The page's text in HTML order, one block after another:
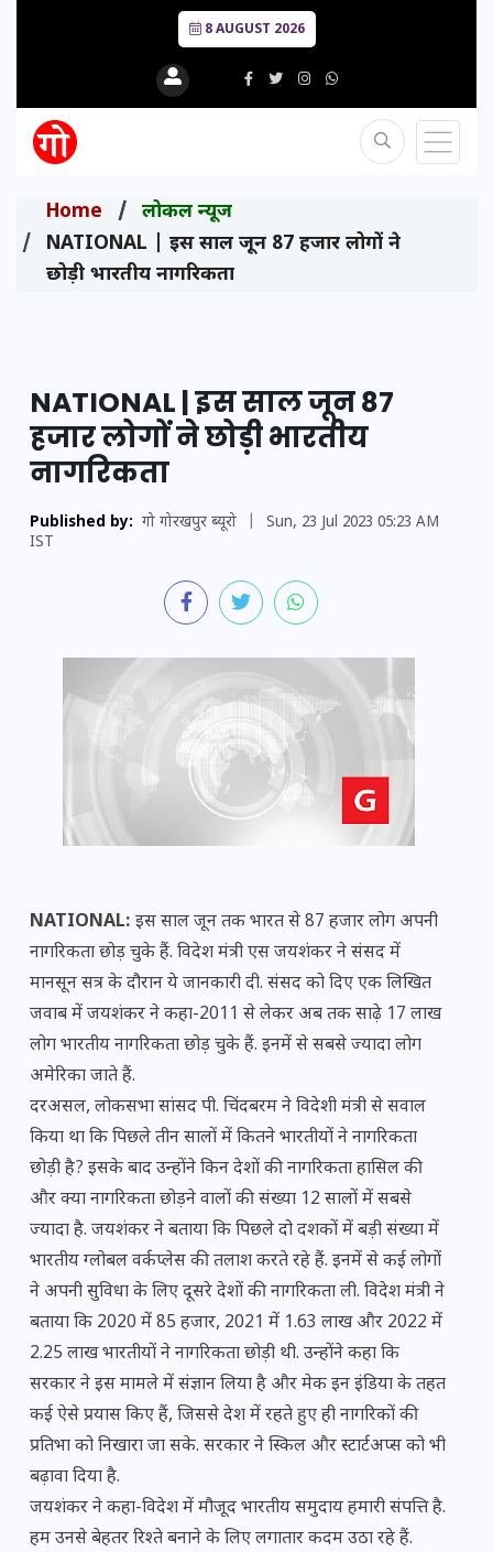
8 AUGUST 2026
Home
लोकल न्यूज
NATIONAL | इस साल जून 87 हजार लोगों ने
छोड़ी भारतीय नागरिकता
NATIONAL | इस साल जून 87
हजार लोगों ने छोड़ी भारतीय
नागरिकता
Published by: गो गोरखपुर ब्यूरो
Sun, 23 Jul 2023 05:23 AM
IST
NATIONAL: इस साल जून तक भारत से 87 हजार लोग अपनी
नागरिकता छोड़ चुके हैं. विदेश मंत्री एस जयशंकर ने संसद में
मानसून सत्र के दौरान ये जानकारी दी. संसद को दिए एक लिखित
जवाब में जयशंकर ने कहा-2011 से लेकर अब तक साढ़े 17 लाख
लोग भारतीय नागरिकता छोड़ चुके हैं. इनमें से सबसे ज्यादा लोग
अमेरिका जाते हैं.
दरअसल, लोकसभा सांसद पी. चिंदबरम ने विदेशी मंत्री से सवाल
किया था कि पिछले तीन सालों में कितने भारतीयों ने नागरिकता
छोड़ी है? इसके बाद उन्होंने किन देशों की नागरिकता हासिल की
और क्या नागरिकता छोड़ने वालों की संख्या 12 सालों में सबसे
ज्यादा है. जयशंकर ने बताया कि पिछले दो दशकों में बड़ी संख्या में
भारतीय ग्लोबल वर्कप्लेस की तलाश करते रहे हैं. इनमें से कई लोगों
ने अपनी सुविधा के लिए दूसरे देशों की नागरिकता ली. विदेश मंत्री ने
बताया कि 2020 में 85 हजार, 2021 में 1.63 लाख और 2022 में
2.25 लाख भारतीयों ने नागरिकता छोड़ी थी. उन्होंने कहा कि
सरकार ने इस मामले में संज्ञान लिया है और मेक इन इंडिया के तहत
कई ऐसे प्रयास किए हैं, जिससे देश में रहते हुए ही नागरिकों की
प्रतिभा को निखारा जा सके. सरकार ने स्किल और स्टार्टअप्स को भी
बढ़ावा दिया है.
जयशंकर ने कहा-विदेश में मौजूद भारतीय समुदाय हमारी संपत्ति है.
हम उनसे बेहतर रिश्ते बनाने के लिए लगातार कदम उठा रहे हैं.